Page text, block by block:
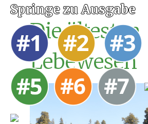
Springe zu Ausgabe
Die ältesten
Lebewesen